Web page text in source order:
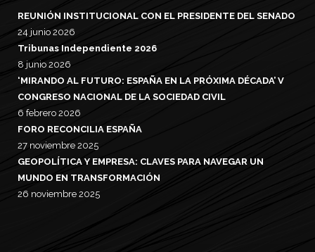
REUNIÓN INSTITUCIONAL CON EL PRESIDENTE DEL SENADO
24 junio 2026
Tribunas Independiente 2026
8 junio 2026
‘MIRANDO AL FUTURO: ESPAÑA EN LA PRÓXIMA DÉCADA’ V
CONGRESO NACIONAL DE LA SOCIEDAD CIVIL
6 febrero 2026
FORO RECONCILIA ESPAÑA
27 noviembre 2025
GEOPOLÍTICA Y EMPRESA: CLAVES PARA NAVEGAR UN
MUNDO EN TRANSFORMACIÓN
26 noviembre 2025